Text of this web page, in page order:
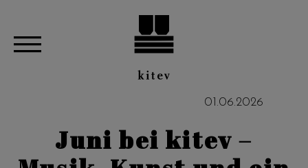
01 .06.2026
Juni bei kitev –